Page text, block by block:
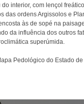
interior, com lençol
das ordens Argissolos e
às de sopé na
da influência dos outros
superúmida.
Pedológico do Estado